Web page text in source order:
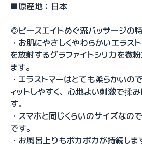
■原産地：日本
◎ピースエイトめぐ流バッサージの
・お肌にやさしくやわらかいエラス
を放射するグラファイトシリカを微
ます。
・エラストマーはとても柔らかいの
ィットしやすく、心地よい刺激で揉
す。
・スマホと同じくらいのサイズなの
です。
・お風呂上りもポカポカが持続しま